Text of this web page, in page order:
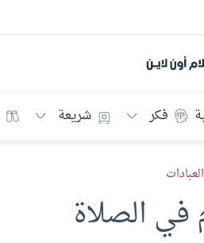
إسلام أون لاين
فكر شريعة
العبادات
في الصلاة